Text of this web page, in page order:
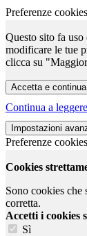
Preferenze cookies
Questo sito fa
modificare le tue
clicca su
Continua a leggere
Preferenze cookies
Cookies
Sono cookies
corretta.
Accetti i cookies
Sì